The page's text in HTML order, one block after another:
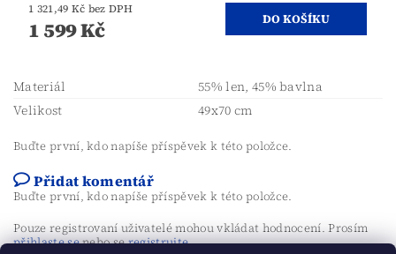
1 321,49 Kč bez DPH
1 599 Kč
Materiál
55% len, 45% bavlna
Velikost
49x70 cm
Buďte první, kdo napíše příspěvek k této položce.
Přidat komentář
Buďte první, kdo napíše příspěvek k této položce.
Pouze registrovaní uživatelé mohou vkládat hodnocení. Prosím
přihlaste senebo seregistrujte.